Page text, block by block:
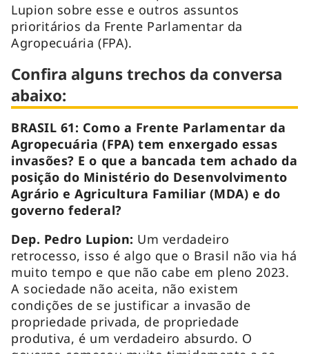
Lupion sobre esse e outros assuntos
prioritários da Frente Parlamentar da
Agropecuária (FPA).
Confira alguns trechos da conversa
abaixo:
BRASIL 61: Como a Frente Parlamentar da
Agropecuária (FPA) tem enxergado essas
invasões? E o que a bancada tem achado da
posição do Ministério do Desenvolvimento
Agrário e Agricultura Familiar (MDA) e do
governo federal?
Dep. Pedro Lupion: Um verdadeiro
retrocesso, isso é algo que o Brasil não via há
muito tempo e que não cabe em pleno 2023.
A sociedade não aceita, não existem
condições de se justificar a invasão de
propriedade privada, de propriedade
produtiva, é um verdadeiro absurdo. O